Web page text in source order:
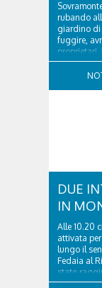
rubando
giardino di
fuggire,
proprietari.
tempestiva
DUE
IN
Alle 10.20
attivata
lungo il
Fedaia al
stato
del